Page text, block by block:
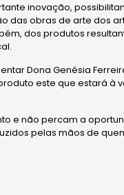
inovação,
das obras de arte dos
dos produtos
Dona Genésia
este que estará à
e não percam a
pelas mãos de